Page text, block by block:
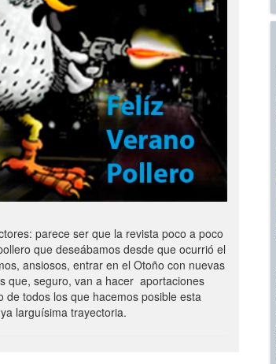
parece ser que la revista poco a poco
que deseábamos desde que ocurrió el
ansiosos, entrar en el Otoño con nuevas
que, seguro, van a hacer aportaciones
de todos los que hacemos posible esta
larguísima trayectoria.